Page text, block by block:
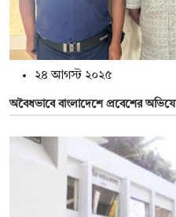
২৪ আগস্ট ২০২৫
অবৈধভাবে বাংলাদেশে প্রবেশের